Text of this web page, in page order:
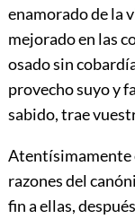
enamorado de la
mejorado en las
osado sin
provecho suyo y
sabido, trae
Atentísimamente
razones del
fin a ellas,